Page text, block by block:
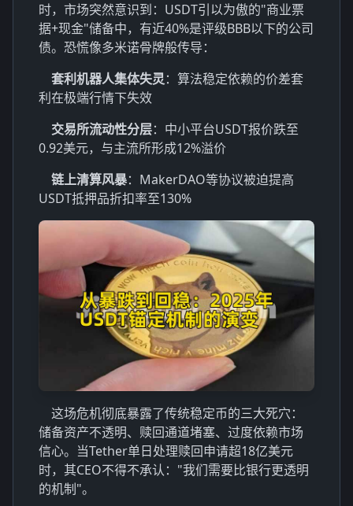
时，市场突然意识到：USDT引以为傲的"商业票
据+现金"储备中，有近40%是评级BBB以下的公司
债。恐慌像多米诺骨牌般传导：
套利机器人集体失灵：算法稳定依赖的价差套
利在极端行情下失效
交易所流动性分层：中小平台USDT报价跌至
0.92美元，与主流所形成12%溢价
链上清算风暴：MakerDAO等协议被迫提高
USDT抵押品折扣率至130%
这场危机彻底暴露了传统稳定币的三大死穴：
储备资产不透明、赎回通道堵塞、过度依赖市场
信心。当Tether单日处理赎回申请超18亿美元
时，其CEO不得不承认："我们需要比银行更透明
的机制"。